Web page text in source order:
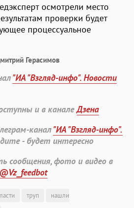
осмотрели место
проверки будет
процессуальное
Герасимов
"ИА "Взгляд-инфо". Новости
и в каналеДзена
канал"ИА "Взгляд-инфо".
- будет интересно
сообщения, фото и видео в
@Vz_feedbot
труп
нашли